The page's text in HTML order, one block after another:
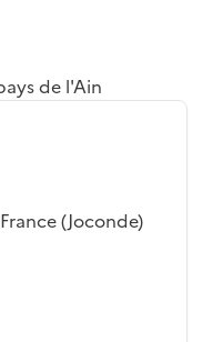
de l'Ain
(Joconde)